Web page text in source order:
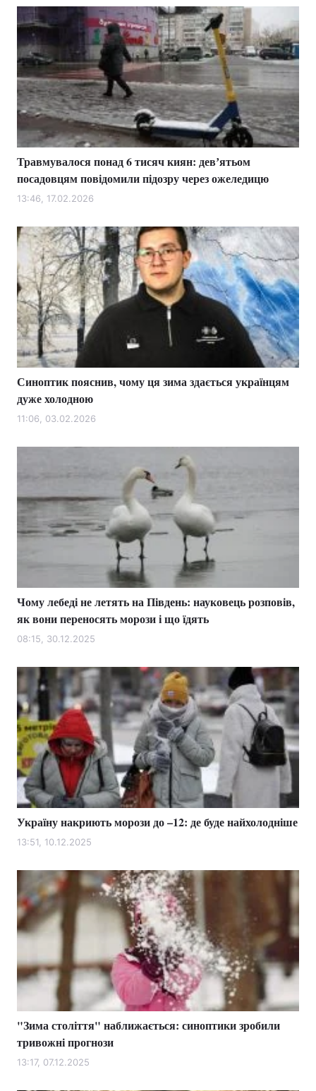
Травмувалося понад 6 тисяч киян: девʼятьом
посадовцям повідомили підозру через ожеледицю
13:46, 17.02.2026
Синоптик пояснив, чому ця зима здається українцям
дуже холодною
11:06, 03.02.2026
Чому лебеді не летять на Південь: науковець розповів,
як вони переносять морози і що їдять
08:15, 30.12.2025
Україну накриють морози до –12: де буде найхолодніше
13:51, 10.12.2025
"Зима століття" наближається: синоптики зробили
тривожні прогнози
13:17, 07.12.2025